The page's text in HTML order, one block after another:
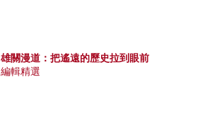
雄關漫道：把遙遠的歷史拉到眼前
編輯精選